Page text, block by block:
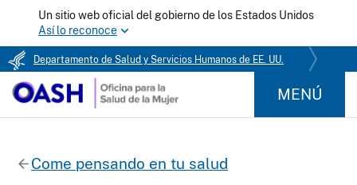
Un sitio web oficial del gobierno de los Estados Unidos
Así lo reconoce
Departamento de Salud y Servicios Humanos de EE. UU.
MENÚ
Come pensando en tu salud